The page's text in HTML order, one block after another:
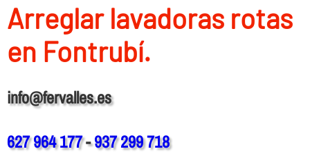
Arreglar lavadoras rotas
en Fontrubí.
info@fervalles.es
627 964 177-937 299 718